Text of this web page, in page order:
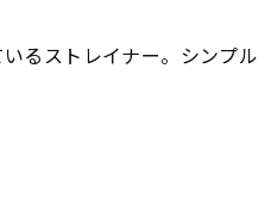
るストレイナー。シンプル